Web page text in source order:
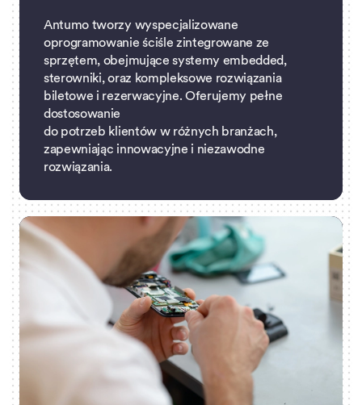
Antumo tworzy wyspecjalizowane
oprogramowanie ściśle zintegrowane ze
sprzętem, obejmujące systemy embedded,
sterowniki, oraz kompleksowe rozwiązania
biletowe i rezerwacyjne. Oferujemy pełne
dostosowanie
do potrzeb klientów w różnych branżach,
zapewniając innowacyjne i niezawodne
rozwiązania.